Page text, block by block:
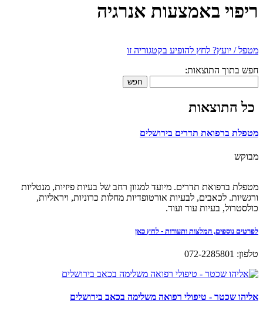
ריפוי באמצעות אנרגיה
מטפל / יועץ? לחץ להופיע בקטגוריה זו
חפש בתוך התוצאות:
חפש
כל התוצאות
מטפלת ברפואת תדרים בירושלים
מבוקש
מטפלת ברפואת תדרים. מיועד למגוון רחב של בעיות פיזיות, מנטליות
ורגשיות. לכאבים, לבעיות אורטופדיות מחלות כרוניות, ויראליות,
כולסטרול, בעיות עור ועוד.
לפרטים נוספים, המלצות ותעודות - לחץ כאן
טלפון: 072-2285801
אליהו שכטר - טיפולי רפואה משלימה בכאב בירושלים